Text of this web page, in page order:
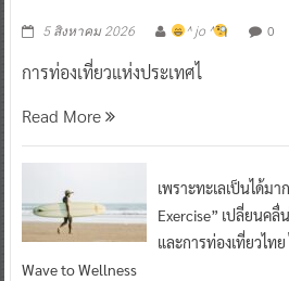
5 สิงหาคม 2026 ^ jo ^ 0
การท่องเที่ยวแห่งประเทศไ
Read More
เพราะทะเลเป็นได้ม
Exercise” เปลี่ยนคลื่
และการท่องเที่ยวไท
Wave to Wellness